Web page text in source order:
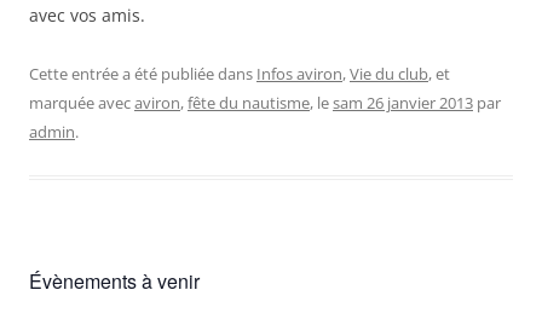
avec vos amis.
Cette entrée a été publiée dans Infos aviron,Vie du club, et
marquée avecaviron,fête du nautisme, lesam 26 janvier 2013 par
admin.
Évènements à venir